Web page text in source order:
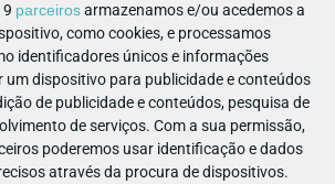
parceirosarmazenamos e/ou acedemos a
como cookies, e processamos
identificadores únicos e informações
um dispositivo para publicidade e conteúdos
de publicidade e conteúdos, pesquisa de
de serviços. Com a sua permissão,
poderemos usar identificação e dados
através da procura de dispositivos.